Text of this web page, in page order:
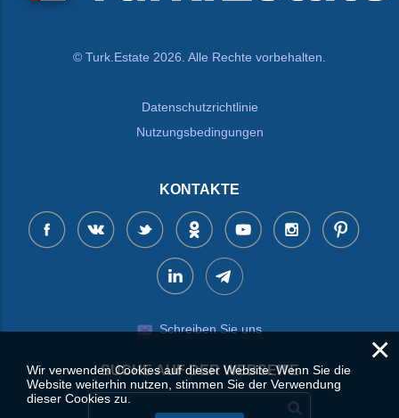
© Turk.Estate 2026. Alle Rechte vorbehalten.
Datenschutzrichtlinie
Nutzungsbedingungen
KONTAKTE
Schreiben Sie uns
SUCHE AUF DER WEBSEITE
×
Wir verwenden Cookies auf dieser Website. Wenn Sie die
Website weiterhin nutzen, stimmen Sie der Verwendung
dieser Cookies zu.